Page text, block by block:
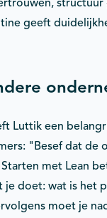
geeft
Luttik een
"Besef dat de
met Lean
je doet: wat is het
moet je